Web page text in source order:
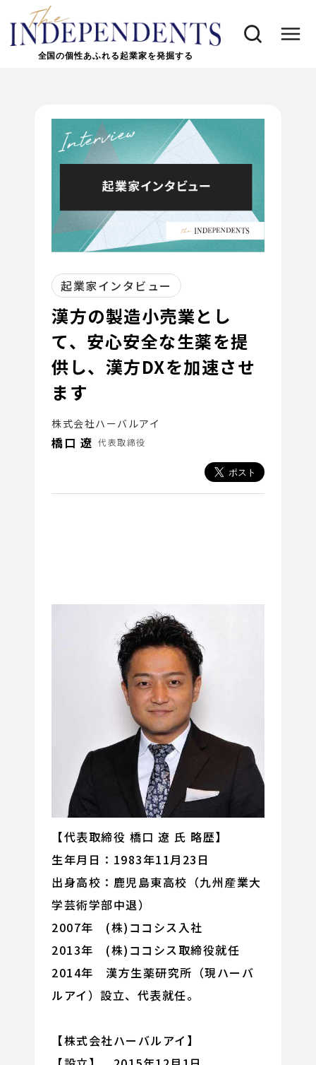
全国の個性あふれる起業家を発掘する
起業家インタビュー
漢方の製造小売業とし
て、安心安全な生薬を提
供し、漢方DXを加速させ
ます
株式会社ハーバルアイ
橋口 遼 代表取締役
【代表取締役 橋口 遼 氏 略歴】
生年月日：1983年11月23日
出身高校：鹿児島東高校（九州産業大
学芸術学部中退）
2007年 (株)ココシス入社
2013年 (株)ココシス取締役就任
2014年 漢方生薬研究所（現ハーバ
ルアイ）設立、代表就任。
【株式会社ハーバルアイ】